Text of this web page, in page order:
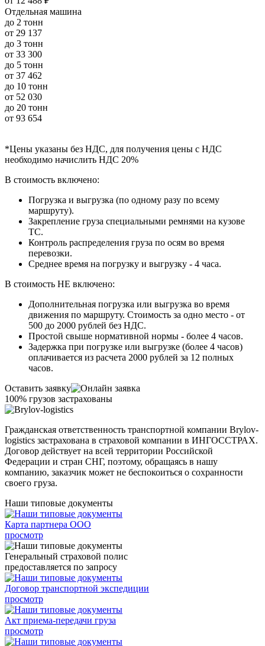
Отдельная машина
до 2 тонн
от 29 137
до 3 тонн
от 33 300
до 5 тонн
от 37 462
до 10 тонн
от 52 030
до 20 тонн
от 93 654
*Цены указаны без НДС, для получения цены с НДС
необходимо начислить НДС 20%
В стоимость включено:
Погрузка и выгрузка (по одному разу по всему
маршруту).
Закрепление груза специальными ремнями на кузове
ТС.
Контроль распределения груза по осям во время
перевозки.
Среднее время на погрузку и выгрузку - 4 часа.
В стоимость НЕ включено:
Дополнительная погрузка или выгрузка во время
движения по маршруту. Стоимость за одно место - от
500 до 2000 рублей без НДС.
Простой свыше нормативной нормы - более 4 часов.
Задержка при погрузке или выгрузке (более 4 часов)
оплачивается из расчета 2000 рублей за 12 полных
часов.
Оставить заявку
100% грузов застрахованы
Гражданская ответственность транспортной компании Brylov-
logistics застрахована в страховой компании в ИНГОСCТРАХ.
Договор действует на всей территории Российской
Федерации и стран СНГ, поэтому, обращаясь в нашу
компанию, заказчик может не беспокоиться о сохранности
своего груза.
Наши типовые документы
Карта партнера ООО
просмотр
Генеральный страховой полис
предоставляется по запросу
Договор транспортной экспедиции
просмотр
Акт приема-передачи груза
просмотр